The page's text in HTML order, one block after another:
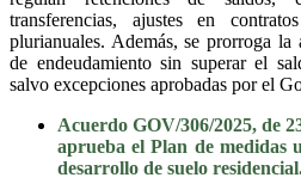
transferencias, ajustes en
plurianuales. Además, se prorroga la
de endeudamiento sin superar el
salvo excepciones aprobadas por el
Acuerdo GOV/306/2025, de
aprueba el Plan de medidas
desarrollo de suelo